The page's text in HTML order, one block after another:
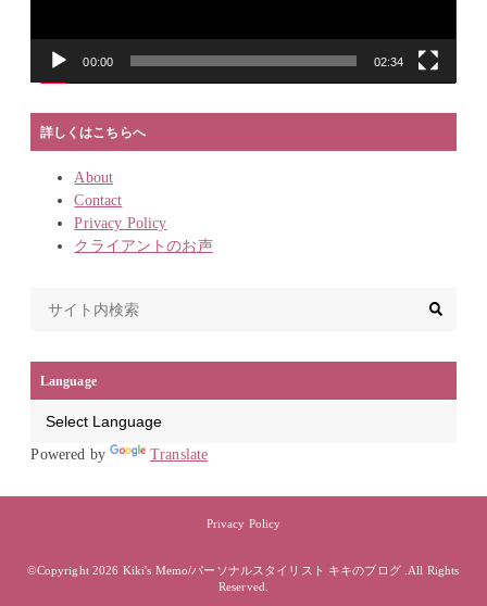
00:00 02:34
詳しくはこちらへ
About
Contact
Privacy Policy
クライアントのお声
Language
Powered by Translate
Privacy Policy
©Copyright 2026 Kiki's Memo/パーソナルスタイリスト キキのブログ.All Rights
Reserved.